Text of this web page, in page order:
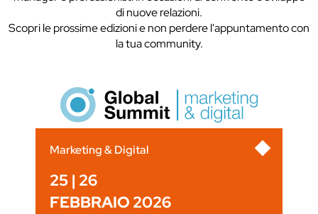
di nuove relazioni.
Scopri le prossime edizioni e non perdere l'appuntamento con
la tua community.
Marketing & Digital
25 | 26
FEBBRAIO 2026